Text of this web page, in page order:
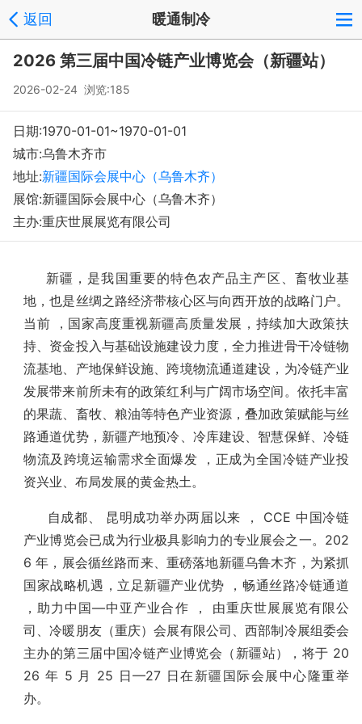
返回 暖通制冷
2026 第三届中国冷链产业博览会（新疆站）
2026-02-24 浏览:185
日期:1970-01-01~1970-01-01
城市:乌鲁木齐市
地址:新疆国际会展中心（乌鲁木齐）
展馆:新疆国际会展中心（乌鲁木齐）
主办:重庆世展展览有限公司
新疆，是我国重要的特色农产品主产区、畜牧业基
地，也是丝绸之路经济带核心区与向西开放的战略门户。
当前 ，国家高度重视新疆高质量发展，持续加大政策扶
持、资金投入与基础设施建设力度，全力推进骨干冷链物
流基地、产地保鲜设施、跨境物流通道建设，为冷链产业
发展带来前所未有的政策红利与广阔市场空间。依托丰富
的果蔬、畜牧、粮油等特色产业资源，叠加政策赋能与丝
路通道优势，新疆产地预冷、冷库建设、智慧保鲜、冷链
物流及跨境运输需求全面爆发 ，正成为全国冷链产业投
资兴业、布局发展的黄金热土。
自成都、 昆明成功举办两届以来 ， CCE 中国冷链
产业博览会已成为行业极具影响力的专业展会之一。 202
6 年，展会循丝路而来、重磅落地新疆乌鲁木齐，为紧抓
国家战略机遇，立足新疆产业优势 ，畅通丝路冷链通道
，助力中国—中亚产业合作 ， 由重庆世展展览有限公
司、冷暖朋友（重庆）会展有限公司、西部制冷展组委会
主办的第三届中国冷链产业博览会（新疆站）， 将于 20
26 年 5 月 25 日—27 日在新疆国际会展中心隆重举
办。
注册 反馈
Copyright © 2008-2018 环球会展网 fairglobal.com.cn 版权所有